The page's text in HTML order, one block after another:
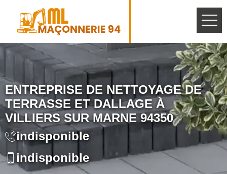
ENTREPRISE DE NETTOYAGE DE
TERRASSE ET DALLAGE À
VILLIERS SUR MARNE 94350
indisponible
indisponible